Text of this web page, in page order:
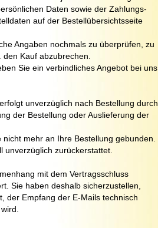
Daten sowie der Zahlungs-
auf der Bestellübersichtsseite
Angaben nochmals zu überprüfen, zu
Kauf abzubrechen.
Sie ein verbindliches Angebot bei uns
unverzüglich nach Bestellung durch
der Bestellung oder Auslieferung der
mehr an Ihre Bestellung gebunden.
zurückerstattet.
mit dem Vertragsschluss
Sie haben deshalb sicherzustellen,
der Empfang der E-Mails technisch